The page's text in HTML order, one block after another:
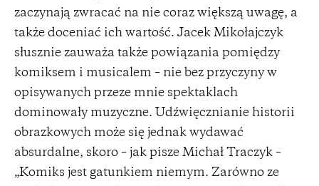
zaczynają zwracać na nie coraz większą uwagę, a
także doceniać ich wartość. Jacek Mikołajczyk
słusznie zauważa także powiązania pomiędzy
komiksem i musicalem – nie bez przyczyny w
opisywanych przeze mnie spektaklach
dominowały muzyczne. Udźwięcznianie historii
obrazkowych może się jednak wydawać
absurdalne, skoro – jak pisze Michał Traczyk –
„Komiks jest gatunkiem niemym. Zarówno ze